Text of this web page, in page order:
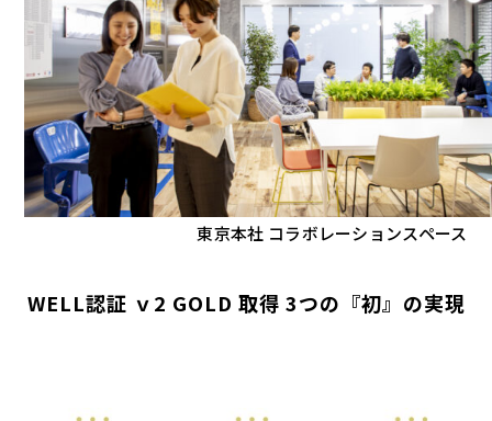
東京本社 コラボレーションスペース
WELL認証 ｖ2 GOLD 取得 3つの『初』の実現